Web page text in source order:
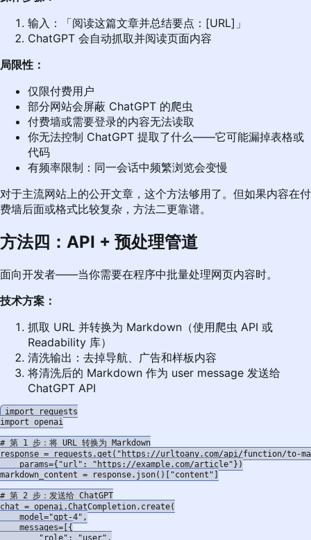
输入：「阅读这篇文章并总结要点：[URL]」
ChatGPT 会自动抓取并阅读页面内容
局限性：
仅限付费用户
部分网站会屏蔽 ChatGPT 的爬虫
付费墙或需要登录的内容无法读取
你无法控制 ChatGPT 提取了什么——它可能漏掉表格或
代码
有频率限制：同一会话中频繁浏览会变慢
对于主流网站上的公开文章，这个方法够用了。但如果内容在付
费墙后面或格式比较复杂，方法二更靠谱。
方法四：API + 预处理管道
面向开发者——当你需要在程序中批量处理网页内容时。
技术方案：
抓取 URL 并转换为 Markdown（使用爬虫 API 或
Readability 库）
清洗输出：去掉导航、广告和样板内容
将清洗后的 Markdown 作为 user message 发送给
ChatGPT API
import requests
import openai
# 第 1 步：将 URL 转换为 Markdown
response = requests.get("https://urltoany.com/api/function/to-
    params={"url": "https://example.com/article"})
markdown_content = response.json()["content"]
# 第 2 步：发送给 ChatGPT
chat = openai.ChatCompletion.create(
    model="gpt-4",
    messages=[{
        "role": "user",